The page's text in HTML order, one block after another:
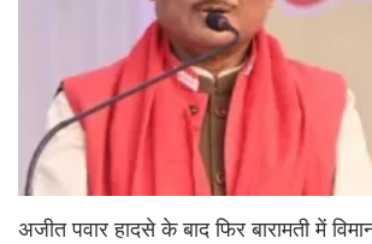
अजीत पवार हादसे के बाद फिर बारामती में